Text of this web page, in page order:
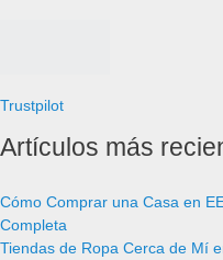
Trustpilot
Artículos más
Cómo Comprar una Casa en
Completa
Tiendas de Ropa Cerca de Mí